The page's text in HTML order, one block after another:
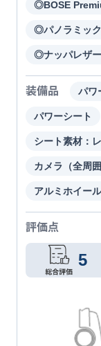
◎BOSE
◎パノラミッ
◎ナッパレザ
装備品 パワ
パワーシート
シート素材：
カメラ（全周囲
アルミホイール
評価点
5